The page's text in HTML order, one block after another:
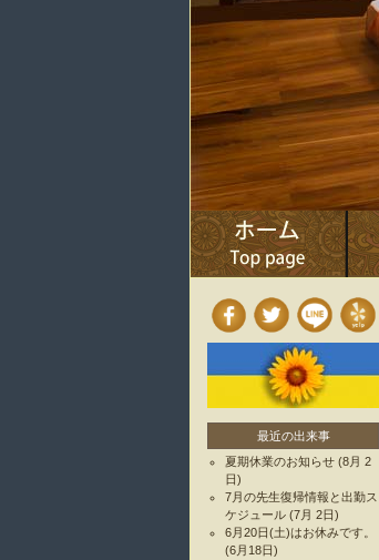
最近の出来事
夏期休業のお知らせ (8月 2
日)
7月の先生復帰情報と出勤ス
ケジュール (7月 2日)
6月20日(土)はお休みです。
(6月18日)